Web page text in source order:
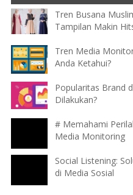
Tren Busana
Tampilan Makin
Tren Media
Anda Ketahui?
Popularitas Brand
Dilakukan?
# Memahami
Media Monitoring
Social Listening:
di Media Sosial